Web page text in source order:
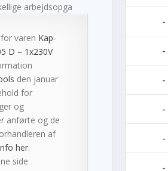
arbejdsopga
varen Kap-
D – 1x230V
den januar
for
og
anførte og de
af
her.
side